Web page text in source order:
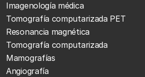
Imagenología médica
Tomografía computarizada PET
Resonancia magnética
Tomografía computarizada
Mamografías
Angiografía